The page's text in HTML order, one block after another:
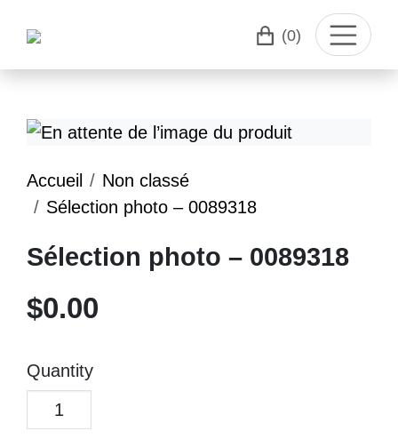
(0)
Accueil
Non classé
Sélection photo – 0089318
Sélection photo – 0089318
$0.00
Quantity